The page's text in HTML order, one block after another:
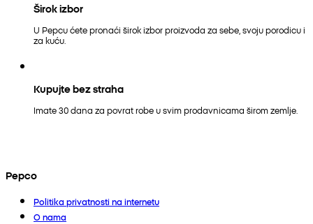
Širok izbor
U Pepcu ćete pronaći širok izbor proizvoda za sebe, svoju porodicu i
za kuću.
Kupujte bez straha
Imate 30 dana za povrat robe u svim prodavnicama širom zemlje.
Pepco
Politika privatnosti na internetu
O nama